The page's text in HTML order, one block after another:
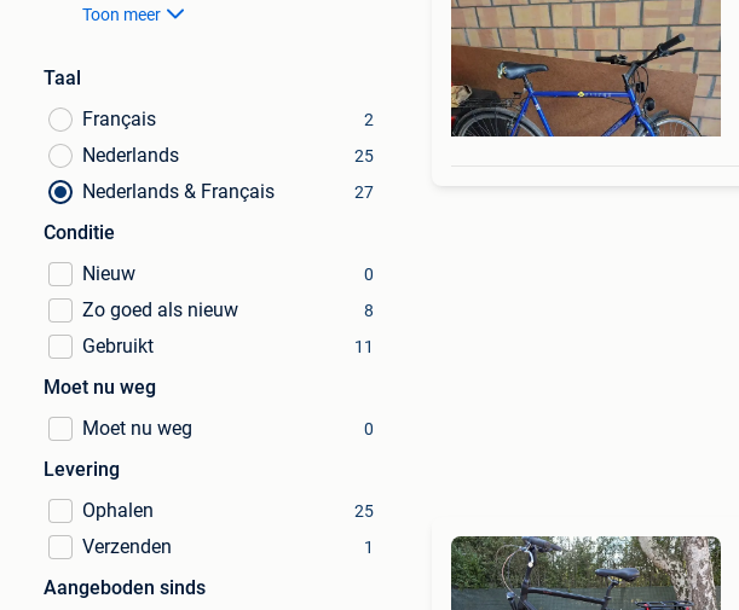
Toon meer
Taal
Français
2
Nederlands 25
Nederlands & Français 27
Conditie
Nieuw
0
Zo goed als nieuw 8
Gebruikt 11
Moet nu weg
Moet nu weg
0
Levering
Ophalen
25
Verzenden 1
Aangeboden sinds